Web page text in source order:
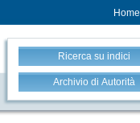
Home
Ricerca su indici
Archivio di Autorità